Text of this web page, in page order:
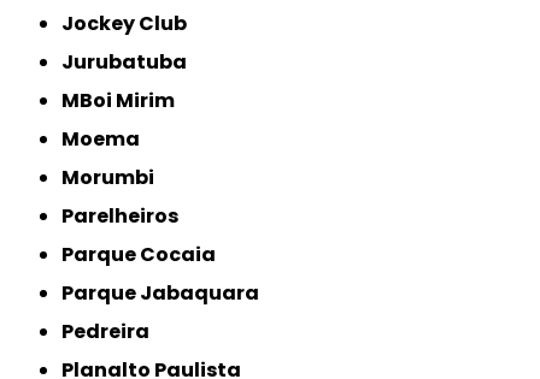
Jockey Club
Jurubatuba
MBoi Mirim
Moema
Morumbi
Parelheiros
Parque Cocaia
Parque Jabaquara
Pedreira
Planalto Paulista